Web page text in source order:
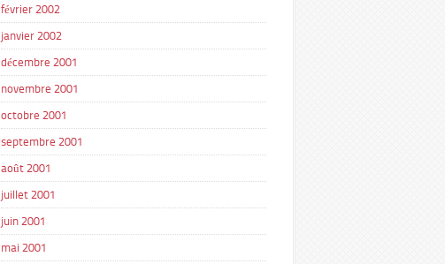
février 2002
janvier 2002
décembre 2001
novembre 2001
octobre 2001
septembre 2001
août 2001
juillet 2001
juin 2001
mai 2001